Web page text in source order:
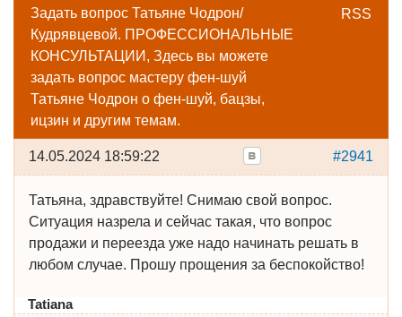
RSS
Задать вопрос Татьяне Чодрон/
Кудрявцевой. ПРОФЕССИОНАЛЬНЫЕ
КОНСУЛЬТАЦИИ, Здесь вы можете
задать вопрос мастеру фен-шуй
Татьяне Чодрон о фен-шуй, бацзы,
ицзин и другим темам.
#2941
14.05.2024 18:59:22
Татьяна, здравствуйте! Снимаю свой вопрос.
Ситуация назрела и сейчас такая, что вопрос
продажи и переезда уже надо начинать решать в
любом случае. Прошу прощения за беспокойство!
Tatiana